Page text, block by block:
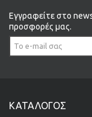
Εγγραφείτε στο
προσφορές μας.
ΚΑΤΆΛΟΓΟΣ